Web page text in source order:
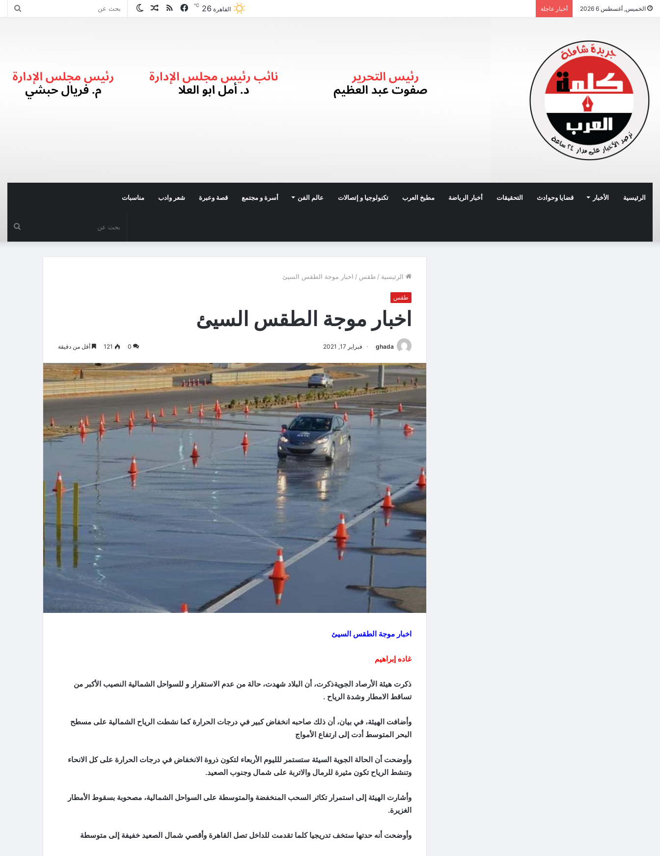
الخميس, أغسطس 6 2026 أخبار عاجلة
الوضع مقال ملخص
فيسبوك القاهرة 26
℃
الرئيسية الأخبار قضايا وحوادث التحقيقات أخبار الرياضة مطبخ العرب تكنولوجيا و إتصالات عالم الفن أسرة و مجتمع قصة وعبرة شعر وادب مناسبات
الرئيسية / طقس / اخبار موجة الطقس السيئ
طقس
اخبار موجة الطقس السيئ
ghada فبراير 17, 2021 0
121 أقل من دقيقة
اخبار موجة الطقس السيئ
غاده إبراهيم
ذكرت هيئة الأرصاد الجويةذكرت، أن البلاد شهدت، حالة من عدم الاستقرار و للسواحل الشمالية النصيب الأكبر من
تساقط الامطار وشدة الرياح .
وأضافت الهيئة، في بيان، أن ذلك صاحبه انخفاض كبير في درجات الحرارة كما نشطت الرياح الشمالية على مسطح
البحر المتوسط أدت إلى ارتفاع الأمواج
وأوضحت أن الحالة الجوية السيئة ستستمر للليوم الأربعاء لتكون ذروة الانخفاض في درجات الحرارة على كل الانحاء
وتنشط الرياح تكون مثيرة للرمال والاتربة على شمال وجنوب الصعيد.
وأشارت الهيئة إلى استمرار تكاثر السحب المنخفضة والمتوسطة على السواحل الشمالية، مصحوبة بسقوط الأمطار
الغزيرة.
وأوضحت أنه حدتها ستخف تدريجيا كلما تقدمت للداخل تصل القاهرة وأقصي شمال الصعيد خفيفة إلى متوسطة